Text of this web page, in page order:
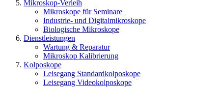
Mikroskop-Verleih
Mikroskope für Seminare
Industrie- und Digitalmikroskope
Biologische Mikroskope
Dienstleistungen
Wartung & Reparatur
Mikroskop Kalibrierung
Kolposkope
Leisegang Standardkolposkope
Leisegang Videokolposkope